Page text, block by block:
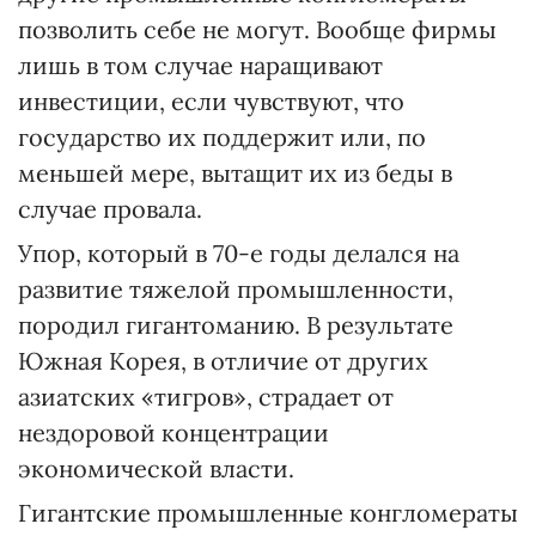
позволить себе не могут. Вообще фирмы
лишь в том случае наращивают
инвестиции, если чувствуют, что
государство их поддержит или, по
меньшей мере, вытащит их из беды в
случае провала.
Упор, который в 70-е годы делался на
развитие тяжелой промышленности,
породил гигантоманию. В результате
Южная Корея, в отличие от других
азиатских «тигров», страдает от
нездоровой концентрации
экономической власти.
Гигантские промышленные конгломераты